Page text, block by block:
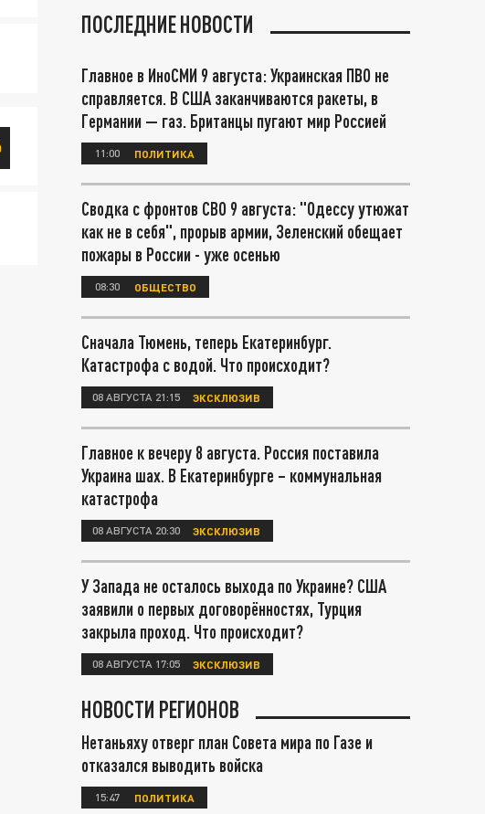
ПОСЛЕДНИЕ НОВОСТИ
Главное в ИноСМИ 9 августа: Украинская ПВО не
справляется. В США заканчиваются ракеты, в
Германии — газ. Британцы пугают мир Россией
11:00 ПОЛИТИКА
Сводка с фронтов СВО 9 августа: "Одессу утюжат
как не в себя", прорыв армии, Зеленский обещает
пожары в России - уже осенью
08:30 ОБЩЕСТВО
Сначала Тюмень, теперь Екатеринбург.
Катастрофа с водой. Что происходит?
08 АВГУСТА 21:15 ЭКСКЛЮЗИВ
Главное к вечеру 8 августа. Россия поставила
Украина шах. В Екатеринбурге – коммунальная
катастрофа
08 АВГУСТА 20:30 ЭКСКЛЮЗИВ
У Запада не осталось выхода по Украине? США
заявили о первых договорённостях, Турция
закрыла проход. Что происходит?
08 АВГУСТА 17:05 ЭКСКЛЮЗИВ
НОВОСТИ РЕГИОНОВ
Нетаньяху отверг план Совета мира по Газе и
отказался выводить войска
15:47 ПОЛИТИКА